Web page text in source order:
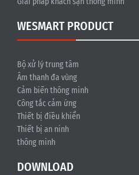
WESMART PRODUCT
Bộ xử lý trung tâm
Âm thanh đa vùng
Cảm biến thông minh
Công tắc cảm ứng
Thiết bị điều khiển
Thiết bị an ninh
thông minh
DOWNLOAD